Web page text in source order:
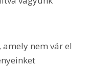
nem vár el